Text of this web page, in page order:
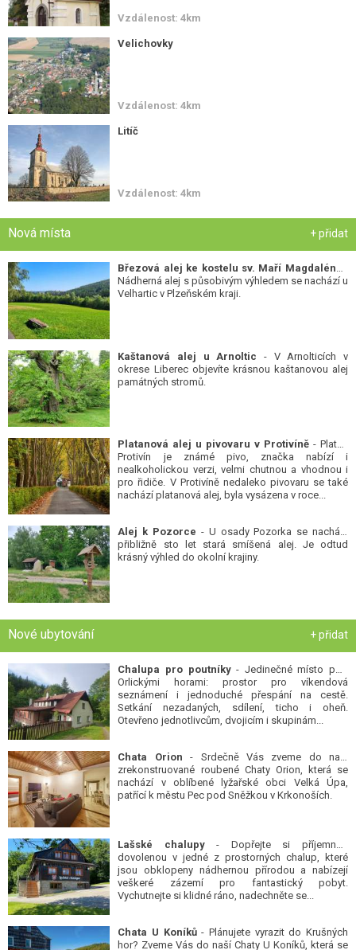
Vzdálenost: 4km
Velichovky
Vzdálenost: 4km
Litíč
Vzdálenost: 4km
Nová místa + přidat
Březová alej ke kostelu sv. Maří Magdalény-
Nádherná alej s působivým výhledem se nachází u
Velhartic v Plzeňském kraji.
Kaštanová alej u Arnoltic - V Arnolticích v
okrese Liberec objevíte krásnou kaštanovou alej
památných stromů.
Platanová alej u pivovaru v Protivíně - Platan
Protivín je známé pivo, značka nabízí i
nealkoholickou verzi, velmi chutnou a vhodnou i
pro řidiče. V Protivíně nedaleko pivovaru se také
nachází platanová alej, byla vysázena v roce...
Alej k Pozorce - U osady Pozorka se nachází
přibližně sto let stará smíšená alej. Je odtud
krásný výhled do okolní krajiny.
Nové ubytování + přidat
Chalupa pro poutníky- Jedinečné místo pod
Orlickými horami: prostor pro víkendová
seznámení i jednoduché přespání na cestě.
Setkání nezadaných, sdílení, ticho i oheň.
Otevřeno jednotlivcům, dvojicím i skupinám...
Chata Orion - Srdečně Vás zveme do naší
zrekonstruované roubené Chaty Orion, která se
nachází v oblíbené lyžařské obci Velká Úpa,
patřící k městu Pec pod Sněžkou v Krkonoších.
Lašské chalupy- Dopřejte si příjemnou
dovolenou v jedné z prostorných chalup, které
jsou obklopeny nádhernou přírodou a nabízejí
veškeré zázemí pro fantastický pobyt.
Vychutnejte si klidné ráno, nadechněte se...
Chata U Koníků- Plánujete vyrazit do Krušných
hor? Zveme Vás do naší Chaty U Koníků, která se